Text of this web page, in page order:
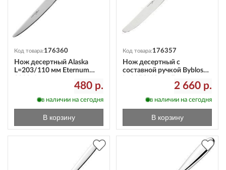
Код товара:176360
Нож десертный Alaska
L=203/110 мм Eternum
480 р.
в наличии на сегодня
В корзину
Код товара:176357
Нож десертный с
составной ручкой Byblos
2 660 р.
в наличии на сегодня
В корзину